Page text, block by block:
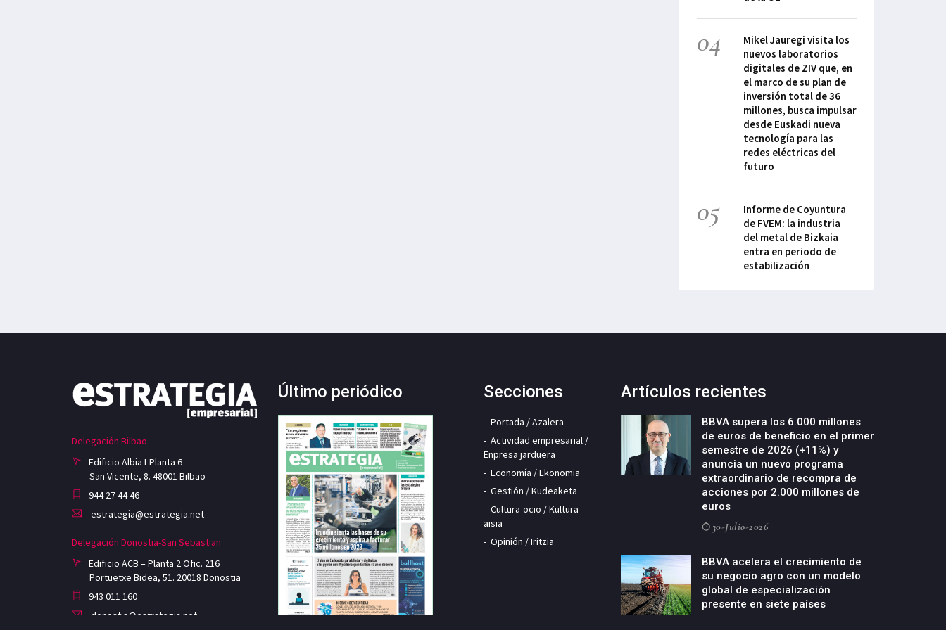
04
Mikel Jauregi visita los
nuevos laboratorios
digitales de ZIV que, en
el marco de su plan de
inversión total de 36
millones, busca impulsar
desde Euskadi nueva
tecnología para las
redes eléctricas del
futuro
05
Informe de Coyuntura
de FVEM: la industria
del metal de Bizkaia
entra en periodo de
estabilización
Delegación Bilbao
Edificio Albia I-Planta 6
San Vicente, 8. 48001 Bilbao
944 27 44 46
estrategia@estrategia.net
Delegación Donostia-San Sebastian
Edificio ACB – Planta 2 Ofic. 216
Portuetxe Bidea, 51. 20018 Donostia
943 011 160
donostia@estrategia.net
Último periódico Secciones
Portada / Azalera
Actividad empresarial /
Enpresa jarduera
Economía / Ekonomia
Gestión / Kudeaketa
Cultura-ocio / Kultura-
aisia
Opinión / Iritzia
Artículos recientes
BBVA supera los 6.000 millones
de euros de beneficio en el primer
semestre de 2026 (+11%) y
anuncia un nuevo programa
extraordinario de recompra de
acciones por 2.000 millones de
euros
30-Julio-2026
BBVA acelera el crecimiento de
su negocio agro con un modelo
global de especialización
presente en siete países